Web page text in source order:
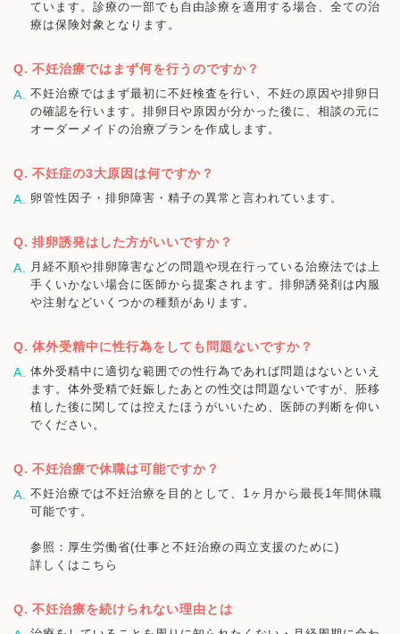
ています。診療の一部でも自由診療を適用する場合、全ての治
療は保険対象となります。
不妊治療ではまず何を行うのですか？
不妊治療ではまず最初に不妊検査を行い、不妊の原因や排卵日
の確認を行います。排卵日や原因が分かった後に、相談の元に
オーダーメイドの治療プランを作成します。
不妊症の3大原因は何ですか？
卵管性因子・排卵障害・精子の異常と言われています。
排卵誘発はした方がいいですか？
月経不順や排卵障害などの問題や現在行っている治療法では上
手くいかない場合に医師から提案されます。排卵誘発剤は内服
や注射などいくつかの種類があります。
体外受精中に性行為をしても問題ないですか？
体外受精中に適切な範囲での性行為であれば問題はないといえ
ます。体外受精で妊娠したあとの性交は問題ないですが、胚移
植した後に関しては控えたほうがいいため、医師の判断を仰い
でください。
不妊治療で休職は可能ですか？
不妊治療では不妊治療を目的として、1ヶ月から最長1年間休職
可能です。
参照：厚生労働省(仕事と不妊治療の両立支援のために)
詳しくはこちら
不妊治療を続けられない理由とは